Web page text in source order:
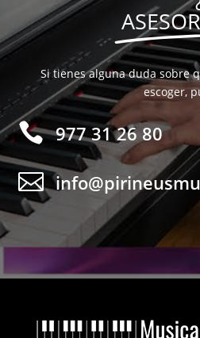
Si tienes alguna duda sobre
escoger,
 977 31 26 80
